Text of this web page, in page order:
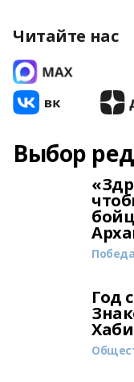
Читайте нас
Выбор
Год